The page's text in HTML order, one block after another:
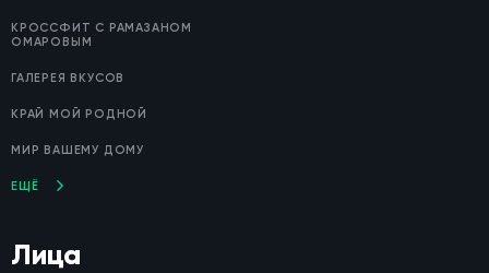
КРОССФИТ С РАМАЗАНОМ
ОМАРОВЫМ
ГАЛЕРЕЯ ВКУСОВ
КРАЙ МОЙ РОДНОЙ
МИР ВАШЕМУ ДОМУ
ЕЩЁ
Лица